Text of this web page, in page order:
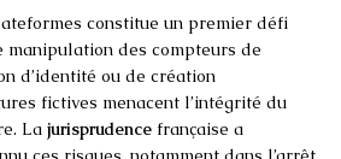
constitue un premier défi
manipulation des compteurs de
d’identité ou de création
fictives menacent l’intégrité du
La jurisprudence française a